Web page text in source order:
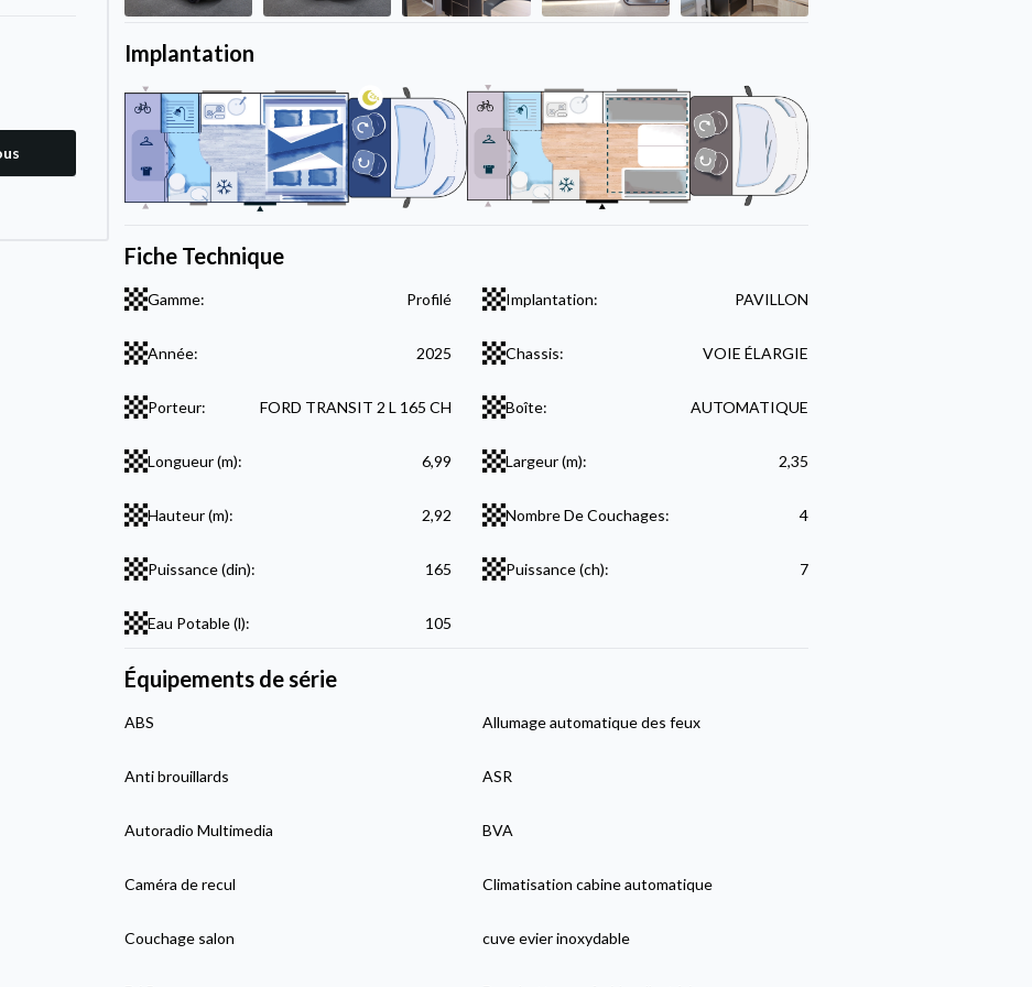
Implantation
Fiche Technique
Gamme: Profilé Implantation: PAVILLON
Année: 2025 Chassis: VOIE ÉLARGIE
Porteur: FORD TRANSIT 2 L 165 CH Boîte: AUTOMATIQUE
Longueur (m): 6,99 Largeur (m): 2,35
Hauteur (m): 2,92 Nombre De Couchages: 4
Puissance (din): 165 Puissance (ch): 7
Eau Potable (l): 105
Équipements de série
ABS Allumage automatique des feux
Anti brouillards ASR
Autoradio Multimedia BVA
Caméra de recul Climatisation cabine automatique
Couchage salon cuve evier inoxydable